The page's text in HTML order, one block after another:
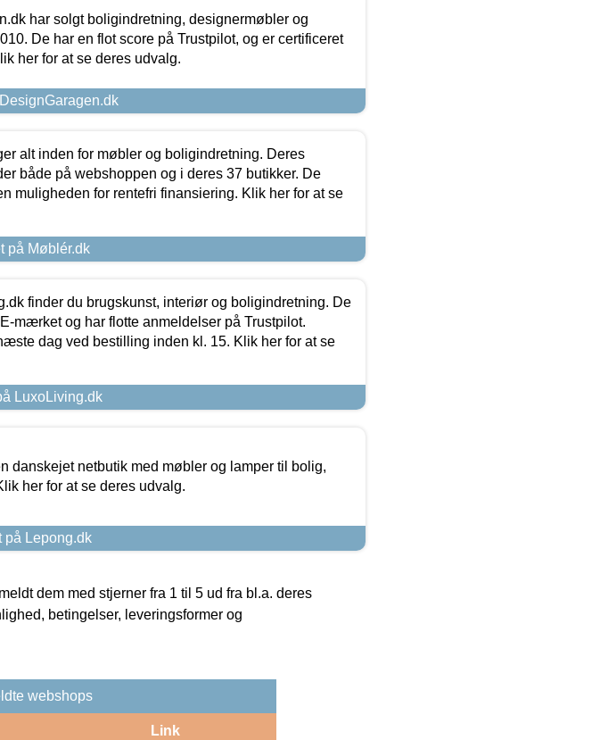
har solgt boligindretning, designermøbler og
De har en flot score på Trustpilot, og er certificeret
her for at se deres udvalg.
alt inden for møbler og boligindretning. Deres
både på webshoppen og i deres 37 butikker. De
muligheden for rentefri finansiering. Klik her for at se
på Møblér.dk
finder du brugskunst, interiør og boligindretning. De
mærket og har flotte anmeldelser på Trustpilot.
dag ved bestilling inden kl. 15. Klik her for at se
LuxoLiving.dk
danskejet netbutik med møbler og lamper til bolig,
her for at se deres udvalg.
på Lepong.dk
dem med stjerner fra 1 til 5 ud fra bl.a. deres
betingelser, leveringsformer og
webshops
Link